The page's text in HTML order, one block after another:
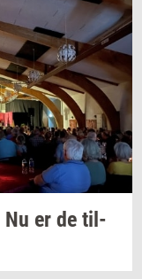
Nu er de til­